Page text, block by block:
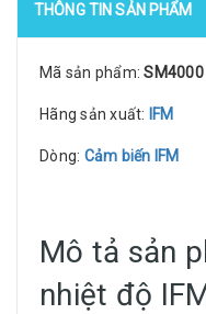
THÔNG TIN SẢN PHẨM
Mã sản phẩm:SM4000
Hãng sản xuất: IFM
Dòng: Cảm biến IFM
Mô tả sản
nhiệt độ